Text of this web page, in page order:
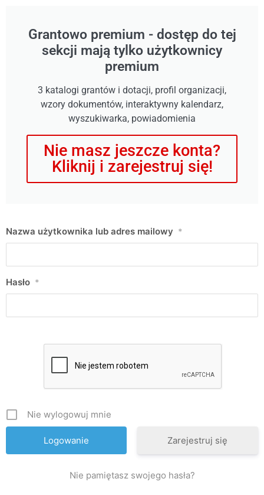
Grantowo premium - dostęp do tej
sekcji mają tylko użytkownicy
premium
3 katalogi grantów i dotacji, profil organizacji,
wzory dokumentów, interaktywny kalendarz,
wyszukiwarka, powiadomienia
Nie masz jeszcze konta?
Kliknij i zarejestruj się!
Nazwa użytkownika lub adres mailowy *
Hasło *
Nie wylogowuj mnie
Zarejestruj się
Nie pamiętasz swojego hasła?